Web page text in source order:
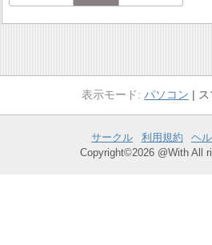
パソコン
サークル 利用規約 ヘ
Copyright©2026 @With All